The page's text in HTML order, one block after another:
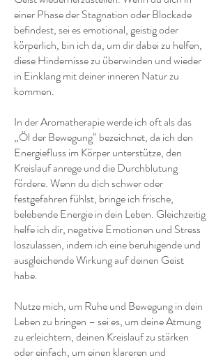
einer Phase der Stagnation oder Blockade
befindest, sei es emotional, geistig oder
körperlich, bin ich da, um dir dabei zu helfen,
diese Hindernisse zu überwinden und wieder
in Einklang mit deiner inneren Natur zu
kommen.
In der Aromatherapie werde ich oft als das
„Öl der Bewegung“ bezeichnet, da ich den
Energiefluss im Körper unterstütze, den
Kreislauf anrege und die Durchblutung
fördere. Wenn du dich schwer oder
festgefahren fühlst, bringe ich frische,
belebende Energie in dein Leben. Gleichzeitig
helfe ich dir, negative Emotionen und Stress
loszulassen, indem ich eine beruhigende und
ausgleichende Wirkung auf deinen Geist
habe.
Nutze mich, um Ruhe und Bewegung in dein
Leben zu bringen – sei es, um deine Atmung
zu erleichtern, deinen Kreislauf zu stärken
oder einfach, um einen klareren und